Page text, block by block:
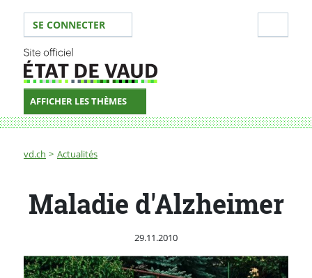
Sous-navigation
Votre identité
SE CONNECTER
AFFICHER LES THÈMES
Fil d'Ariane
vd.ch Actualités
Maladie d'Alzheimer
Maladie d'Alzheimer
Publié le
29.11.2010